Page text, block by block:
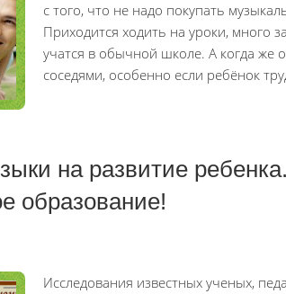
с того, что не надо покупать
Приходится ходить на уроки, много
учатся в обычной школе. А когда же
соседями, особенно если ребёнок
на развитие
образование!
Исследования известных ученых,